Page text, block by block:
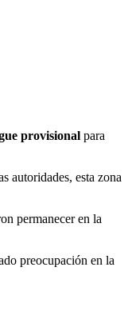
provisional para
autoridades, esta zona
permanecer en la
preocupación en la